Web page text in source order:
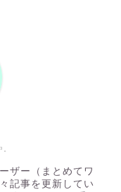
ザー（まとめてワ
記事を更新してい